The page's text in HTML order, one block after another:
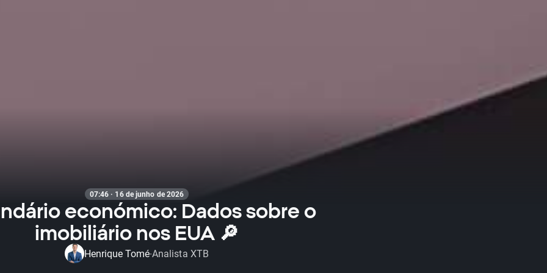
07:46 · 16 de junho de 2026
económico: Dados sobre o
imobiliário nos EUA 🔎
Henrique Tomé·Analista XTB